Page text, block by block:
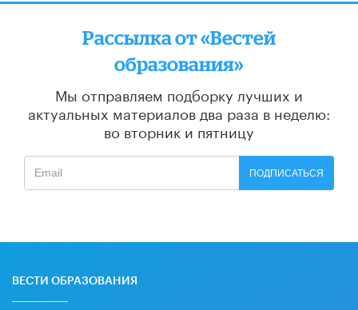
Рассылка от «Вестей
образования»
Мы отправляем подборку лучших и
актуальных материалов два раза в неделю:
во вторник и пятницу
ПОДПИСАТЬСЯ
ВЕСТИ ОБРАЗОВАНИЯ